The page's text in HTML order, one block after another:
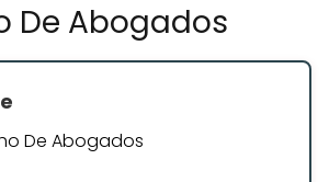
De Abogados
De Abogados